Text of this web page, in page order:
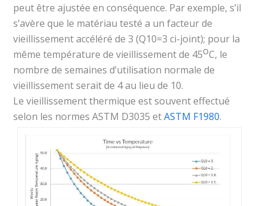
peut être ajustée en conséquence. Par exemple, s’il
s’avère que le matériau testé a un facteur de
vieillissement accéléré de 3 (Q10=3 ci-joint); pour la
même température de vieillissement de 45oC, le
nombre de semaines d’utilisation normale de
vieillissement serait de 4 au lieu de 10.
Le vieillissement thermique est souvent effectué
selon les normes ASTM D3035 etASTM F1980.